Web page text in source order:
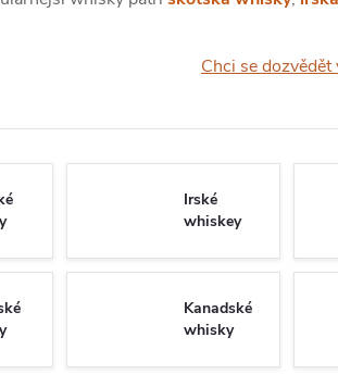
Chci se dozvědět
Irské
whiskey
Kanadské
whisky